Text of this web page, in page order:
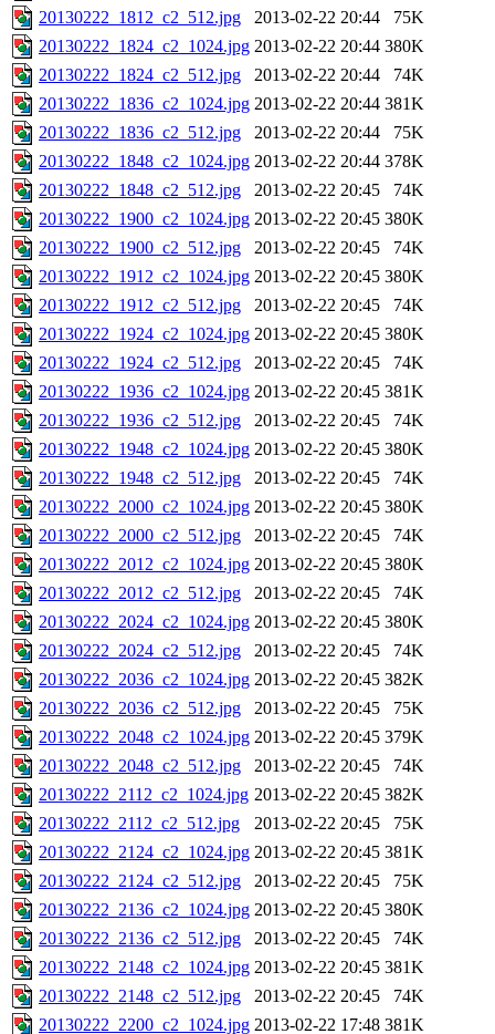
20130222_1812_c2_512.jpg
2013-02-22 20:44
75K
20130222_1824_c2_1024.jpg 2013-02-22 20:44 380K
20130222_1824_c2_512.jpg
2013-02-22 20:44
74K
20130222_1836_c2_1024.jpg 2013-02-22 20:44 381K
20130222_1836_c2_512.jpg
2013-02-22 20:44
75K
20130222_1848_c2_1024.jpg 2013-02-22 20:44 378K
20130222_1848_c2_512.jpg
2013-02-22 20:45
74K
20130222_1900_c2_1024.jpg 2013-02-22 20:45 380K
20130222_1900_c2_512.jpg
2013-02-22 20:45
74K
20130222_1912_c2_1024.jpg 2013-02-22 20:45 380K
20130222_1912_c2_512.jpg
2013-02-22 20:45
74K
20130222_1924_c2_1024.jpg 2013-02-22 20:45 380K
20130222_1924_c2_512.jpg
2013-02-22 20:45
74K
20130222_1936_c2_1024.jpg 2013-02-22 20:45 381K
20130222_1936_c2_512.jpg
2013-02-22 20:45
74K
20130222_1948_c2_1024.jpg 2013-02-22 20:45 380K
20130222_1948_c2_512.jpg
2013-02-22 20:45
74K
20130222_2000_c2_1024.jpg 2013-02-22 20:45 380K
20130222_2000_c2_512.jpg
2013-02-22 20:45
74K
20130222_2012_c2_1024.jpg 2013-02-22 20:45 380K
20130222_2012_c2_512.jpg
2013-02-22 20:45
74K
20130222_2024_c2_1024.jpg 2013-02-22 20:45 380K
20130222_2024_c2_512.jpg
2013-02-22 20:45
74K
20130222_2036_c2_1024.jpg 2013-02-22 20:45 382K
20130222_2036_c2_512.jpg
2013-02-22 20:45
75K
20130222_2048_c2_1024.jpg 2013-02-22 20:45 379K
20130222_2048_c2_512.jpg
2013-02-22 20:45
74K
20130222_2112_c2_1024.jpg 2013-02-22 20:45 382K
20130222_2112_c2_512.jpg
2013-02-22 20:45
75K
20130222_2124_c2_1024.jpg 2013-02-22 20:45 381K
20130222_2124_c2_512.jpg
2013-02-22 20:45
75K
20130222_2136_c2_1024.jpg 2013-02-22 20:45 380K
20130222_2136_c2_512.jpg
2013-02-22 20:45
74K
20130222_2148_c2_1024.jpg 2013-02-22 20:45 381K
20130222_2148_c2_512.jpg
2013-02-22 20:45
74K
20130222_2200_c2_1024.jpg 2013-02-22 17:48 381K